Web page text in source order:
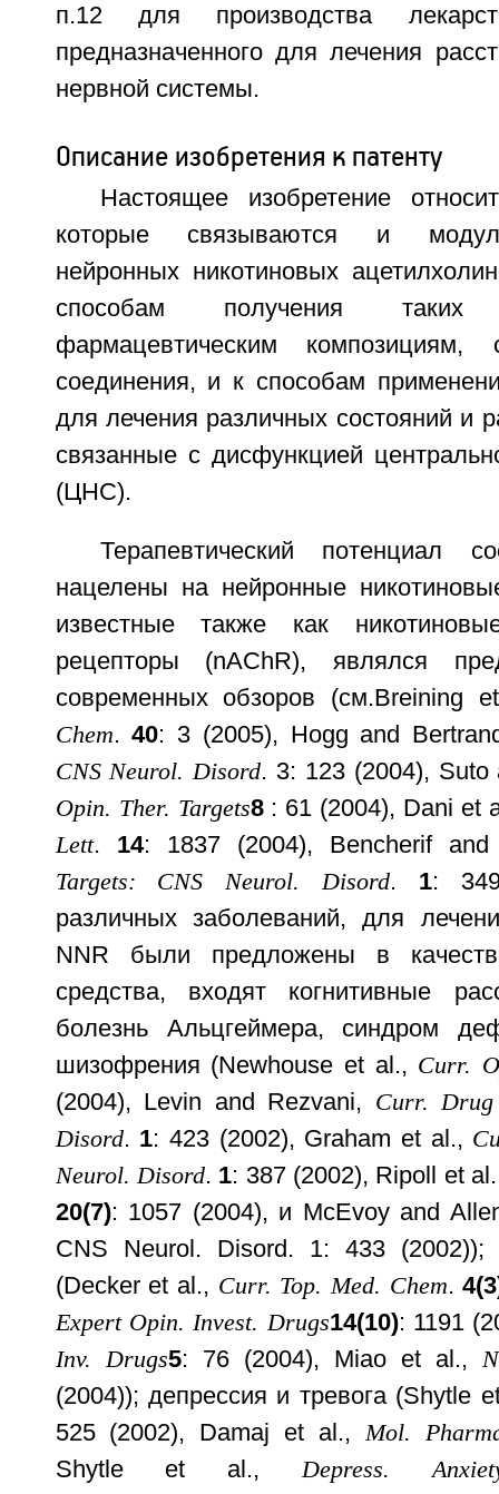
п.12 для производства
предназначенного для лечения
нервной системы.
Описание изобретения к патенту
Настоящее изобретение
которые связываются и
нейронных никотиновых
способам получения
фармацевтическим композициям,
соединения, и к способам
для лечения различных состояний и
связанные с дисфункцией
(ЦНС).
Терапевтический потенциал
нацелены на нейронные
известные также как
рецепторы (nAChR), являлся
современных обзоров (см.Breining
Chem.40: 3 (2005), Hogg and
CNS Neurol. Disord. 3: 123 (2004),
Opin. Ther. Targets8: 61 (2004), Dani et
Lett. 14: 1837 (2004), Bencherif
Targets: CNS Neurol. Disord. 1:
различных заболеваний, для
NNR были предложены в качестве
средства, входят когнитивные
болезнь Альцгеймера, синдром
шизофрения (Newhouse et al., Curr.
(2004), Levin and Rezvani, Curr. Drug
Disord. 1: 423 (2002), Graham et al.,
Neurol. Disord. 1: 387 (2002), Ripoll et
20(7): 1057 (2004), и McEvoy and
CNS Neurol. Disord. 1: 433 (2002));
(Decker et al., Curr. Top. Med. Chem.
Expert Opin. Invest. Drugs14(10): 1191
Inv. Drugs5: 76 (2004), Miao et al.,
(2004)); депрессия и тревога (Shytle
525 (2002), Damaj et al.,Mol.
Shytle et al.,Depress.